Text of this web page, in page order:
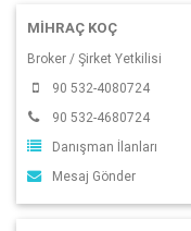
MIHRAÇ KOÇ
Broker / Şirket Yetkilisi
90 532-4080724
90 532-4680724
Danışman İlanları
Mesaj Gönder